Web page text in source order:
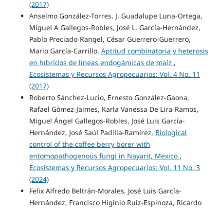
(2017)
Anselmo González-Torres, J. Guadalupe Luna-Ortega,
Miguel A Gallegos-Robles, José L. García-Hernández,
Pablo Preciado-Rangel, César Guerrero-Guerrero,
Mario García-Carrillo, Aptitud combinatoria y heterosis
en híbridos de líneas endogámicas de maíz ,
Ecosistemas y Recursos Agropecuarios: Vol. 4 No. 11
(2017)
Roberto Sánchez-Lucio, Ernesto González-Gaona,
Rafael Gómez-Jaimes, Karla Vanessa De Lira-Ramos,
Miguel Ángel Gallegos-Robles, José Luis García-
Hernández, José Saúl Padilla-Ramírez, Biological
control of the coffee berry borer with
entomopathogenous fungi in Nayarit, Mexico ,
Ecosistemas y Recursos Agropecuarios: Vol. 11 No. 3
(2024)
Felix Alfredo Beltrán-Morales, José Luis García-
Hernández, Francisco Higinio Ruiz-Espinoza, Ricardo